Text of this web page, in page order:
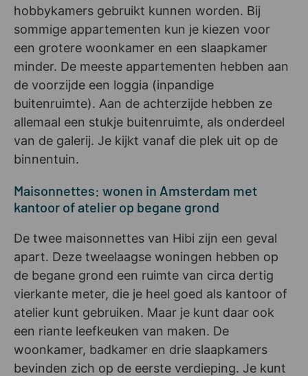
hobbykamers gebruikt kunnen worden. Bij
sommige appartementen kun je kiezen voor
een grotere woonkamer en een slaapkamer
minder. De meeste appartementen hebben aan
de voorzijde een loggia (inpandige
buitenruimte). Aan de achterzijde hebben ze
allemaal een stukje buitenruimte, als onderdeel
van de galerij. Je kijkt vanaf die plek uit op de
binnentuin.
Maisonnettes: wonen in Amsterdam met
kantoor of atelier op begane grond
De twee maisonnettes van Hibi zijn een geval
apart. Deze tweelaagse woningen hebben op
de begane grond een ruimte van circa dertig
vierkante meter, die je heel goed als kantoor of
atelier kunt gebruiken. Maar je kunt daar ook
een riante leefkeuken van maken. De
woonkamer, badkamer en drie slaapkamers
bevinden zich op de eerste verdieping. Je kunt